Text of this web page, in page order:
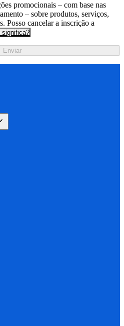
promocionais – com base nas
– sobre produtos, serviços,
Posso cancelar a inscrição a
significa?
Enviar